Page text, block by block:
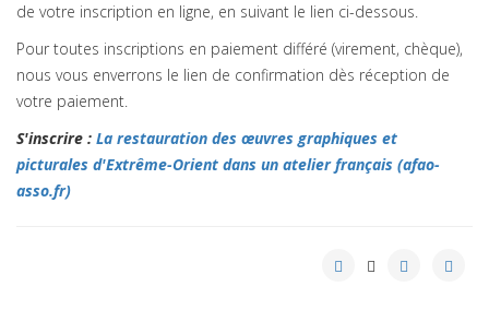
de votre inscription en ligne, en suivant le lien ci-dessous.
Pour toutes inscriptions en paiement différé (virement, chèque),
nous vous enverrons le lien de confirmation dès réception de
votre paiement.
S'inscrire : La restauration des œuvres graphiques et
picturales d'Extrême-Orient dans un atelier français (afao-
asso.fr)